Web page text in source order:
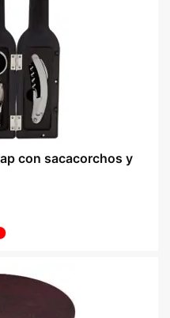
con sacacorchos y